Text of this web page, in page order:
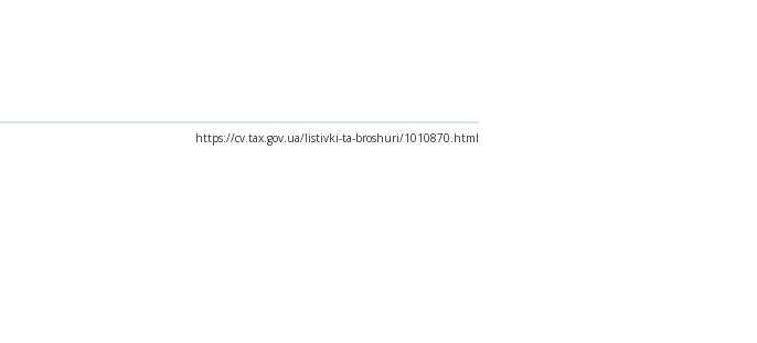
https://cv.tax.gov.ua/listivki-ta-broshuri/1010870.html